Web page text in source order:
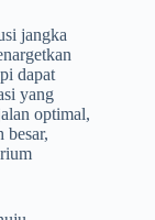
jangka
dapat
yang
optimal,
besar,